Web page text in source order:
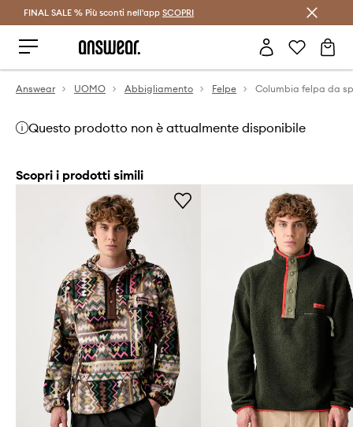
Risparmia con Answear Club >
FINAL SALE % Più sconti nell'app SCOPRI
Answear UOMO Abbigliamento Felpe
Questo prodotto non è attualmente disponibile
Scopri i prodotti simili